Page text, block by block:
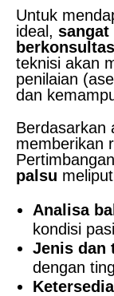
Untuk
ideal, sangat
teknisi akan
penilaian
dan
Berdasarkan
memberikan
palsu
Analisa
kondisi
Jenis dan
dengan